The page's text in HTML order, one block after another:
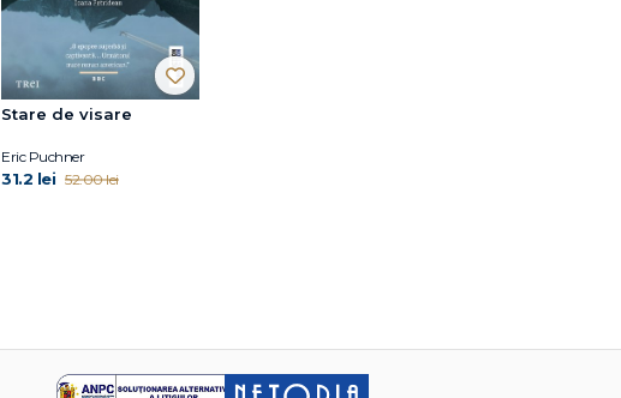
Stare de visare
Eric Puchner
31.2 lei 52.00 lei